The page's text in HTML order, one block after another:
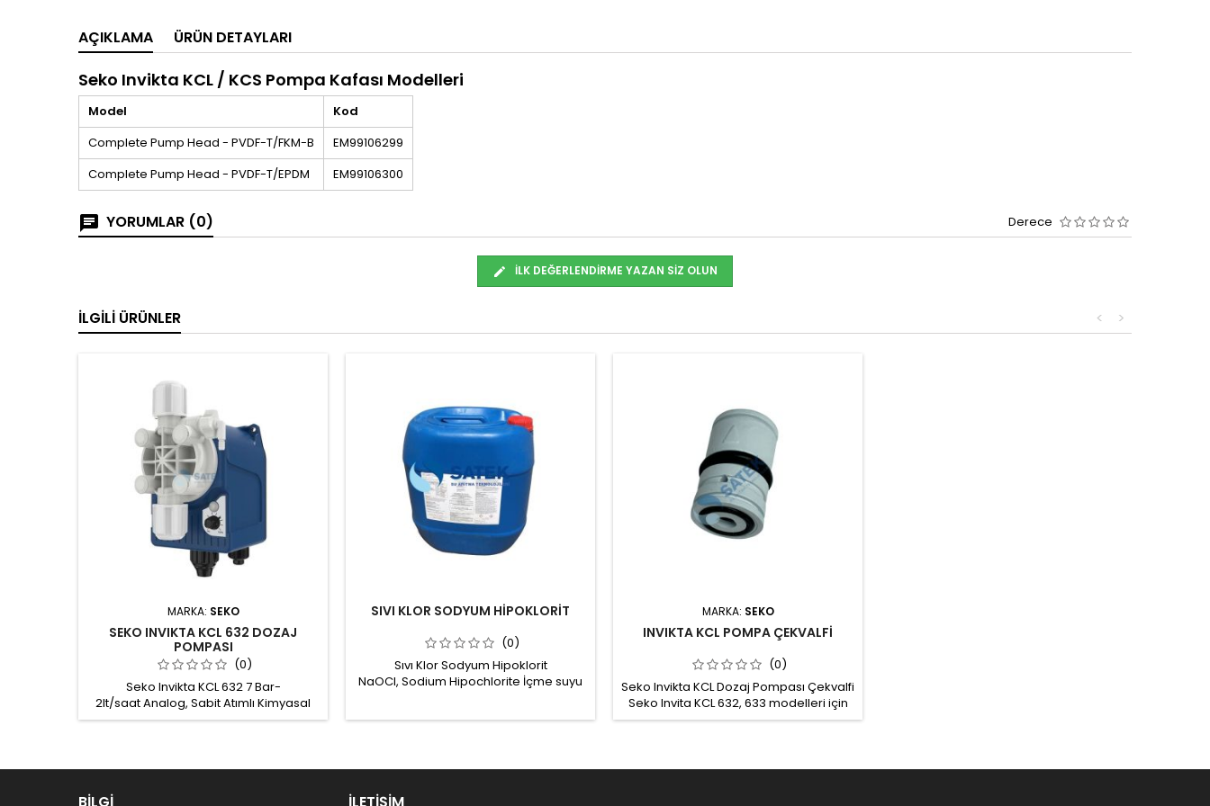
AÇIKLAMA ÜRÜN DETAYLARI
Seko Invikta KCL / KCS Pompa Kafası Modelleri
Model
Kod
Complete Pump Head - PVDF-T/FKM-B
EM99106299
Complete Pump Head - PVDF-T/EPDM
EM99106300
YORUMLAR (0) Derece
İLK DEĞERLENDIRME YAZAN SIZ OLUN
İLGILI ÜRÜNLER >
<
MARKA: SEKO
SEKO INVIKTA KCL 632 DOZAJ
POMPASI
(0)
Seko Invikta KCL 632 7 Bar-
2lt/saat Analog, Sabit Atımlı Kimyasal
Dozaj Pompası , KCL632NVFW00 Maks.
miktarı manuel %0-100 arasında
enjeksiyon valfi, vidalar ve sabitleme
SIVI KLOR SODYUM HİPOKLORİT
(0)
Sıvı Klor Sodyum Hipoklorit
NaOCI, Sodium Hipochlorite İçme suyu
MARKA: SEKO
INVIKTA KCL POMPA ÇEKVALFİ
(0)
Seko Invikta KCL Dozaj Pompası Çekvalfi
Seko Invita KCL 632, 633 modelleri için
uygun Kod: EM99070063 Malzeme:
seçenekleri: FPM , EPDM
BİLGİ İLETIŞIM